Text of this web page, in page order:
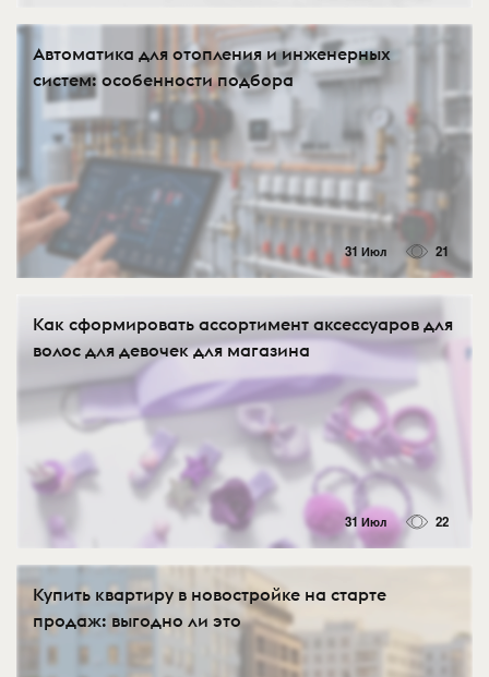
Автоматика для отопления и инженерных
систем: особенности подбора
31 Июл 21
Как сформировать ассортимент аксессуаров для
волос для девочек для магазина
31 Июл 22
Купить квартиру в новостройке на старте
продаж: выгодно ли это